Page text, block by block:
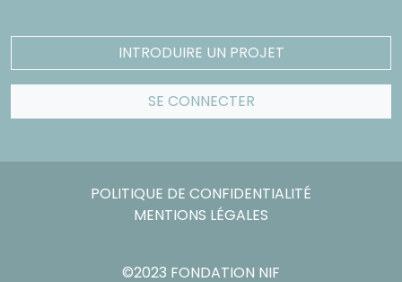
INTRODUIRE UN PROJET
SE CONNECTER
©2023 FONDATION NIF
POLITIQUE DE CONFIDENTIALITÉ
MENTIONS LÉGALES